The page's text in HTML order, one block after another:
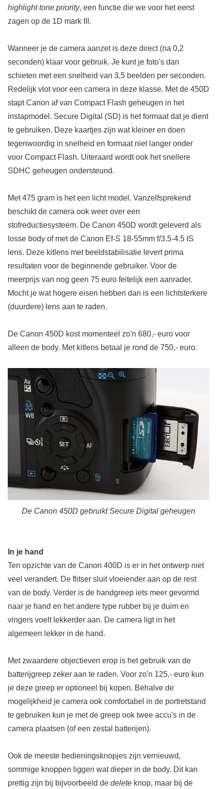
highlight tone priority, een functie die we voor het eerst
zagen op de 1D mark III.
Wanneer je de camera aanzet is deze direct (na 0,2
seconden) klaar voor gebruik. Je kunt je foto's dan
schieten met een snelheid van 3,5 beelden per seconden.
Redelijk vlot voor een camera in deze klasse. Met de 450D
stapt Canon af van Compact Flash geheugen in het
instapmodel. Secure Digital (SD) is het formaat dat je dient
te gebruiken. Deze kaartjes zijn wat kleiner en doen
tegenwoordig in snelheid en formaat niet langer onder
voor Compact Flash. Uiteraard wordt ook het snellere
SDHC geheugen ondersteund.
Met 475 gram is het een licht model. Vanzelfsprekend
beschikt de camera ook weer over een
stofreductiesysteem. De Canon 450D wordt geleverd als
losse body of met de Canon Ef-S 18-55mm f/3.5-4.5 IS
lens. Deze kitlens met beeldstabilisatie levert prima
resultaten voor de beginnende gebruiker. Voor de
meerprijs van nog geen 75 euro feitelijk een aanrader.
Mocht je wat hogere eisen hebben dan is een lichtsterkere
(duurdere) lens aan te raden.
De Canon 450D kost momenteel zo'n 680,- euro voor
alleen de body. Met kitlens betaal je rond de 750,- euro.
De Canon 450D gebruikt Secure Digital geheugen
In je hand
Ten opzichte van de Canon 400D is er in het ontwerp niet
veel verandert. De flitser sluit vloeiender aan op de rest
van de body. Verder is de handgreep iets meer gevormd
naar je hand en het andere type rubber bij je duim en
vingers voelt lekkerder aan. De camera ligt in het
algemeen lekker in de hand.
Met zwaardere objectieven erop is het gebruik van de
batterijgreep zeker aan te raden. Voor zo'n 125,- euro kun
je deze greep er optioneel bij kopen. Behalve de
mogelijkheid je camera ook comfortabel in de portretstand
te gebruiken kun je met de greep ook twee accu's in de
camera plaatsen (of een zestal batterijen).
Ook de meeste bedieningsknopjes zijn vernieuwd,
sommige knoppen liggen wat dieper in de body. Dit kan
prettig zijn bij bijvoorbeeld de deleteknop, maar bij de